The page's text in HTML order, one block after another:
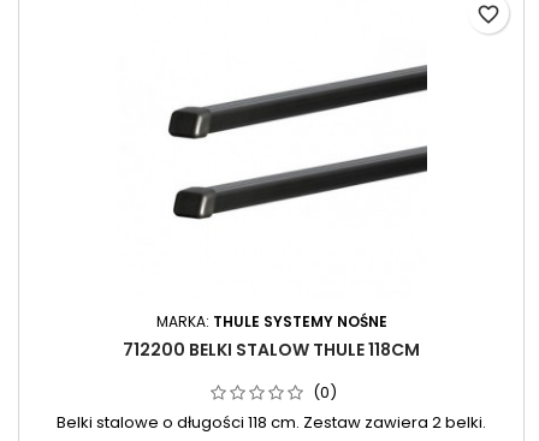
MARKA: THULE SYSTEMY NOŚNE
712200 BELKI STALOW THULE 118CM
(0)
Belki stalowe o długości 118 cm. Zestaw zawiera 2 belki.
favorite_border